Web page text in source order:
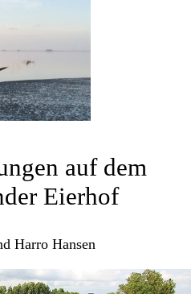
auf dem
Eierhof
Harro Hansen